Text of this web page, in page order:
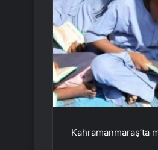
Kahramanmaraş’ta